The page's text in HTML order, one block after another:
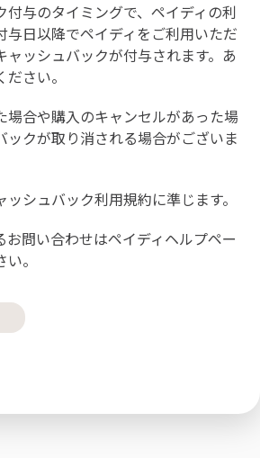
付与のタイミングで、ペイディの利
与日以降でペイディをご利用いただ
ャッシュバックが付与されます。あ
さい。
場合や購入のキャンセルがあった場
ックが取り消される場合がございま
ッシュバック利用規約に準じます。
お問い合わせはペイディヘルプペー
。